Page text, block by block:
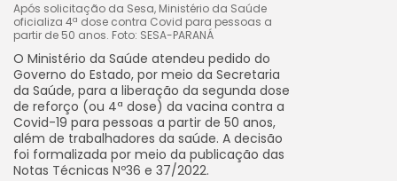
Após solicitação da Sesa, Ministério da Saúde
oficializa 4ª dose contra Covid para pessoas a
partir de 50 anos. Foto: SESA-PARANÁ
O Ministério da Saúde atendeu pedido do
Governo do Estado, por meio da Secretaria
da Saúde, para a liberação da segunda dose
de reforço (ou 4ª dose) da vacina contra a
Covid-19 para pessoas a partir de 50 anos,
além de trabalhadores da saúde. A decisão
foi formalizada por meio da publicação das
Notas Técnicas Nº36 e 37/2022.